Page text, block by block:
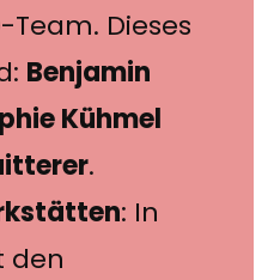
Team. Dieses
Benjamin
Kühmel
.
: In
den